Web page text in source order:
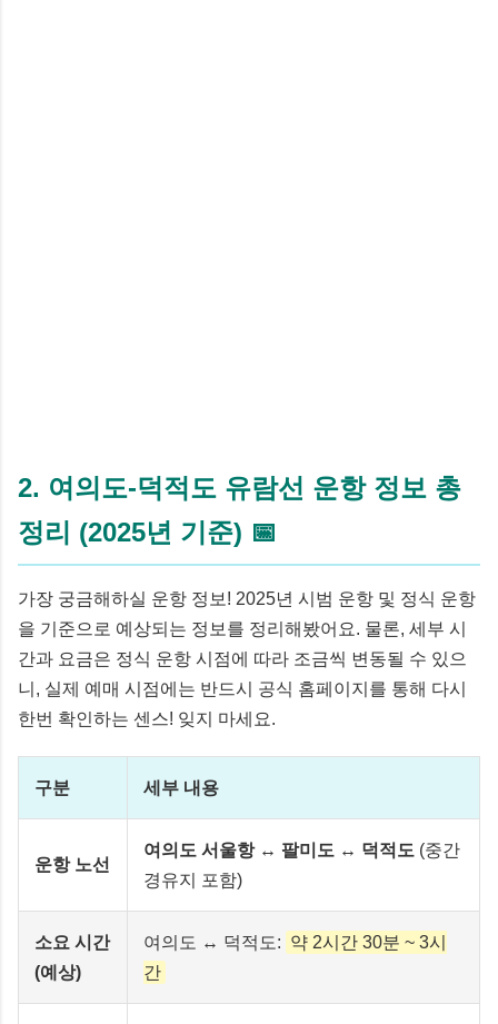
2. 여의도-덕적도 유람선 운항 정보 총
정리 (2025년 기준) 📅
가장 궁금해하실 운항 정보! 2025년 시범 운항 및 정식 운항
을 기준으로 예상되는 정보를 정리해봤어요. 물론, 세부 시
간과 요금은 정식 운항 시점에 따라 조금씩 변동될 수 있으
니, 실제 예매 시점에는 반드시 공식 홈페이지를 통해 다시
한번 확인하는 센스! 잊지 마세요.
구분 세부 내용
운항 노선
여의도 서울항 ↔ 팔미도 ↔ 덕적도 (중간
경유지 포함)
소요 시간
(예상)
여의도 ↔ 덕적도: 약 2시간 30분 ~ 3시
간